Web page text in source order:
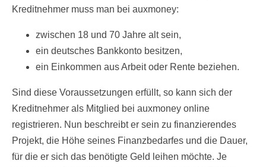
Kreditnehmer muss man bei auxmoney:
zwischen 18 und 70 Jahre alt sein,
ein deutsches Bankkonto besitzen,
ein Einkommen aus Arbeit oder Rente beziehen.
Sind diese Voraussetzungen erfüllt, so kann sich der
Kreditnehmer als Mitglied bei auxmoney online
registrieren. Nun beschreibt er sein zu finanzierendes
Projekt, die Höhe seines Finanzbedarfes und die Dauer,
für die er sich das benötigte Geld leihen möchte. Je